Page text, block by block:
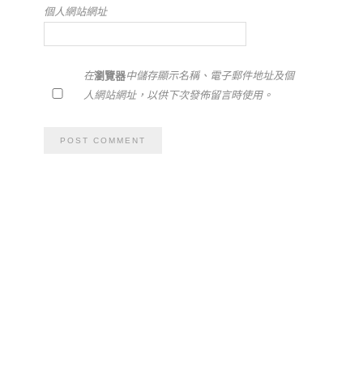
個人網站網址
在瀏覽器中儲存顯示名稱、電子郵件地址及個
人網站網址，以供下次發佈留言時使用。